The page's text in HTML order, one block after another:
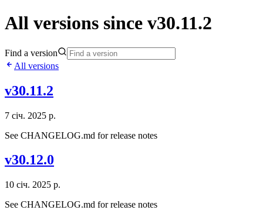
All versions since v30.11.2
Find a version
All versions
v30.11.2
7 січ. 2025 р.
See CHANGELOG.md for release notes
v30.12.0
10 січ. 2025 р.
See CHANGELOG.md for release notes